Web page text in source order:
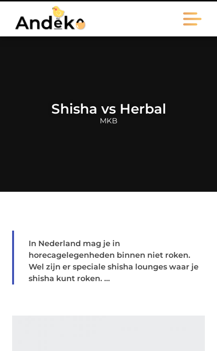
Shisha vs Herbal
MKB
In Nederland mag je in
horecagelegenheden binnen niet roken.
Wel zijn er speciale shisha lounges waar je
shisha kunt roken. ...